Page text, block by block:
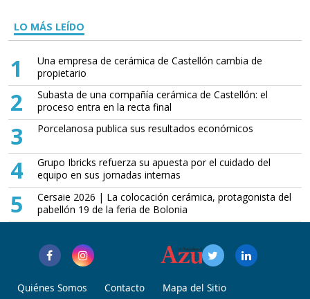
LO MÁS LEÍDO
1
Una empresa de cerámica de Castellón cambia de
propietario
2
Subasta de una compañía cerámica de Castellón: el
proceso entra en la recta final
3 Porcelanosa publica sus resultados económicos
4
Grupo Ibricks refuerza su apuesta por el cuidado del
equipo en sus jornadas internas
5
Cersaie 2026 | La colocación cerámica, protagonista del
pabellón 19 de la feria de Bolonia
Quiénes Somos Contacto Mapa del Sitio